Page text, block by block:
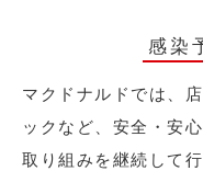
感染
マクドナルドでは、
ックなど、安全・安
取り組みを継続して